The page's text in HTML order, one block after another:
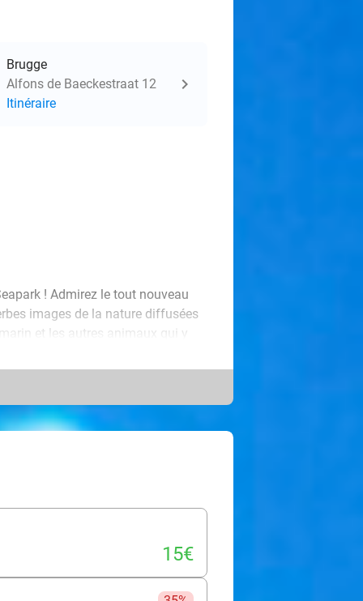
Brugge
Alfons de Baeckestraat 12
Itinéraire
! Admirez le tout nouveau
images de la nature diffusées
et les autres animaux qui y
des otaries, vivez une aventure
non plus de jeter un œil au
et le Splash Emmer. Si le
interactive, un bateau pirate géant
15€